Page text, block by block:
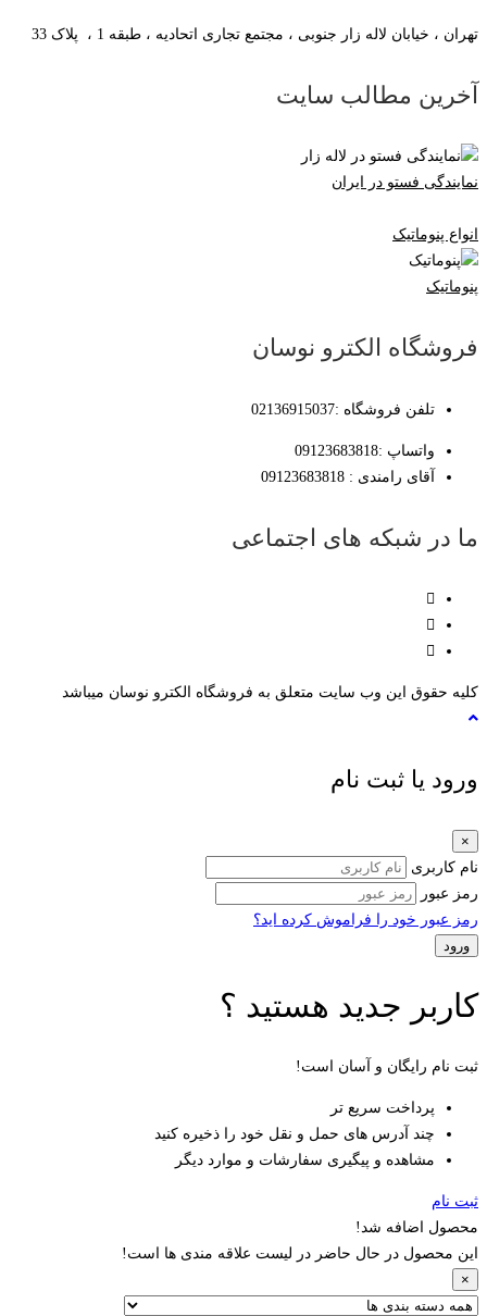
تهران ، خیابان لاله زار جنوبی ، مجتمع تجاری اتحادیه ، طبقه 1 ، پلاک 33
آخرین مطالب سایت
نمایندگی فستو در ایران
انواع پنوماتیک
پنوماتیک
فروشگاه الکترو نوسان
تلفن فروشگاه :02136915037
واتساپ :09123683818
آقای رامندی : 09123683818
ما در شبکه های اجتماعی
کلیه حقوق این وب سایت متعلق به فروشگاه الکترو نوسان میباشد
ورود یا ثبت نام
×
نام کاربری
رمز عبور
رمز عبور خود را فراموش کرده اید؟
کاربر جدید هستید ؟
ثبت نام رایگان و آسان است!
پرداخت سریع تر
چند آدرس های حمل و نقل خود را ذخیره کنید
مشاهده و پیگیری سفارشات و موارد دیگر
ثبت نام
محصول اضافه شد!
این محصول در حال حاضر در لیست علاقه مندی ها است!
×